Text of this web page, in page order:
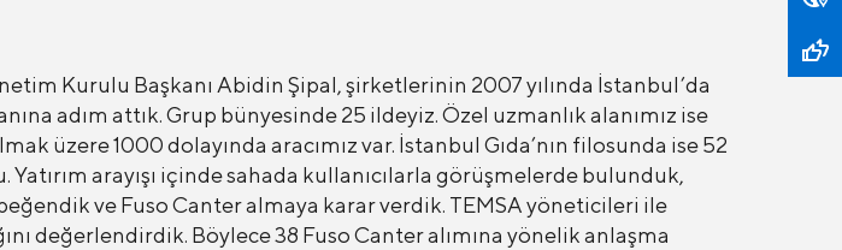
Kurulu Başkanı Abidin Şipal, şirketlerinin 2007 yılında İstanbul’da
adım attık. Grup bünyesinde 25 ildeyiz. Özel uzmanlık alanımız ise
üzere 1000 dolayında aracımız var. İstanbul Gıda’nın filosunda ise 52
arayışı içinde sahada kullanıcılarla görüşmelerde bulunduk,
ve Fuso Canter almaya karar verdik. TEMSA yöneticileri ile
değerlendirdik. Böylece 38 Fuso Canter alımına yönelik anlaşma